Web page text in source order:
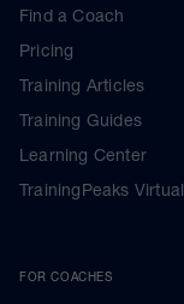
Find a Coach
Pricing
Training Articles
Training Guides
Learning Center
TrainingPeaks Virtual
FOR COACHES